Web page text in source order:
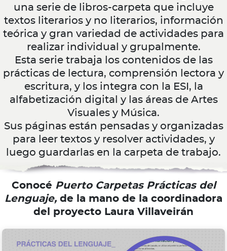
una serie de libros-carpeta que incluye
textos literarios y no literarios, información
teórica y gran variedad de actividades para
realizar individual y grupalmente.
Esta serie trabaja los contenidos de las
prácticas de lectura, comprensión lectora y
escritura, y los integra con la ESI, la
alfabetización digital y las áreas de Artes
Visuales y Música.
Sus páginas están pensadas y organizadas
para leer textos y resolver actividades, y
luego guardarlas en la carpeta de trabajo.
Conocé Puerto Carpetas Prácticas del
Lenguaje, de la mano de la coordinadora
del proyecto Laura Villaveirán